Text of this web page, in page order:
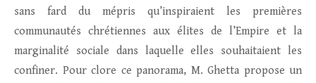
sans fard du mépris qu’inspiraient les premières
communautés chrétiennes aux élites de l’Empire et la
marginalité sociale dans laquelle elles souhaitaient les
confiner. Pour clore ce panorama, M. Ghetta propose un